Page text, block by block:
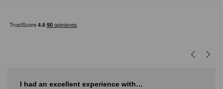
I love Diderot